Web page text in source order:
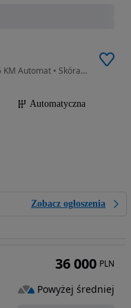
2400 cm3 • 215 KM • Volvo V70 D5 2.4 215 KM Automat • Skóra • Harman/Kardon • BLIS
Automatyczna
Zobacz ogłoszenia
36 000 PLN
Powyżej średniej